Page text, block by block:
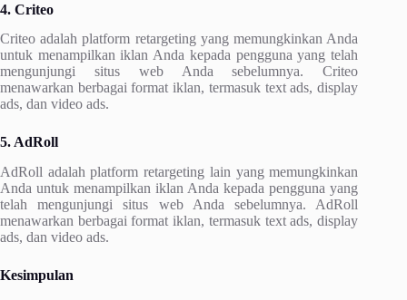
4. Criteo
Criteo adalah platform retargeting yang memungkinkan Anda
untuk menampilkan iklan Anda kepada pengguna yang telah
mengunjungi situs web Anda sebelumnya. Criteo
menawarkan berbagai format iklan, termasuk text ads, display
ads, dan video ads.
5. AdRoll
AdRoll adalah platform retargeting lain yang memungkinkan
Anda untuk menampilkan iklan Anda kepada pengguna yang
telah mengunjungi situs web Anda sebelumnya. AdRoll
menawarkan berbagai format iklan, termasuk text ads, display
ads, dan video ads.
Kesimpulan